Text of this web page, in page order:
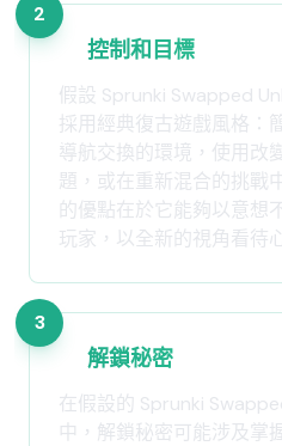
2
控制和目標
假設 Sprunki Swapped
採用經典復古遊戲風格：
導航交換的環境，使用改
題，或在重新混合的挑戰
的優點在於它能夠以意想
玩家，以全新的視角看待
3
解鎖秘密
在假設的 Sprunki
中，解鎖秘密可能涉及掌